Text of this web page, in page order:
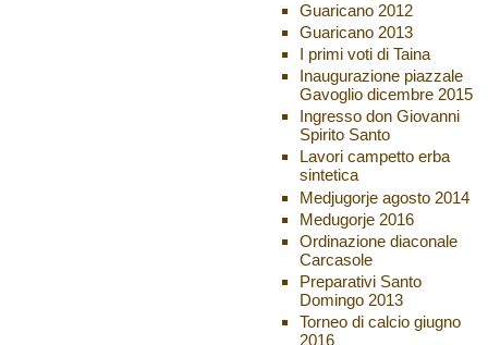
Guaricano 2012
Guaricano 2013
I primi voti di Taina
Inaugurazione piazzale
Gavoglio dicembre 2015
Ingresso don Giovanni
Spirito Santo
Lavori campetto erba
sintetica
Medjugorje agosto 2014
Medugorje 2016
Ordinazione diaconale
Carcasole
Preparativi Santo
Domingo 2013
Torneo di calcio giugno
2016